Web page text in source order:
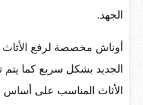
الجهد.
أوناش مخصصة لرفع
الجديد بشكل سريع كما
الأثاث المناسب على أساس